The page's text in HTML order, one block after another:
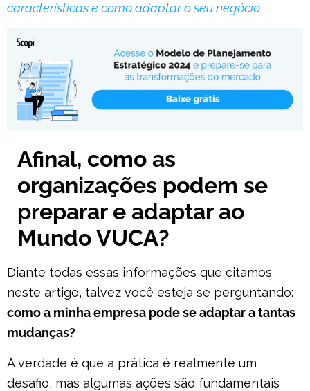
características e como adaptar o seu negócio
Afinal, como as
organizações podem se
preparar e adaptar ao
Mundo VUCA?
Diante todas essas informações que citamos
neste artigo, talvez você esteja se perguntando:
como a minha empresa pode se adaptar a tantas
mudanças?
A verdade é que a prática é realmente um
desafio, mas algumas ações são fundamentais